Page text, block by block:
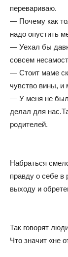
перевариваю.
— Почему как
надо опустить
— Уехал бы
совсем
— Стоит маме
чувство вины, и
— У меня не
делал для
родителей.
Набраться
правду о себе
выходу и
Так говорят
Что значит «не